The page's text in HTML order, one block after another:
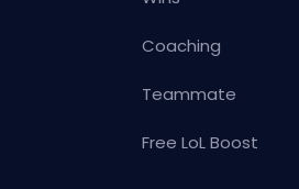
Coaching
Teammate
Free LoL Boost